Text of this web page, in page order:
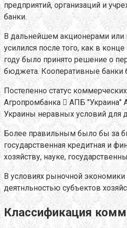
предприятий, организаций и
банки.
В дальнейшем акционерами или
усилился после того, как в
году было принято решение о
бюджета. Кооперативные банки
Постепенно статус
Агропромбанка  АПБ "Украина"
Украины неравных условий для
Более правильным было бы за
государственная кредитная и
хозяйству, науке,
В условиях рыночной
деятнльностью субъектов
Классификация